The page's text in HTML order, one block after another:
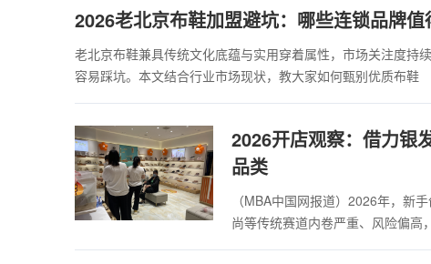
2026老北京布鞋加盟避坑：哪些连锁品牌值
老北京布鞋兼具传统文化底蕴与实用穿着属性，市场关注度持
容易踩坑。本文结合行业市场现状，教大家如何甄别优质布鞋
2026开店观察：借力银
品类
（MBA中国网报道）2026年，新
尚等传统赛道内卷严重、风险偏高